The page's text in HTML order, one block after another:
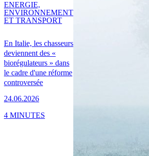
En Italie, les chasseurs
deviennent des «
biorégulateurs » dans
le cadre d'une réforme
controversée
24.06.2026
ENERGIE,
ENVIRONNEMENT
ET TRANSPORT
4 MINUTES